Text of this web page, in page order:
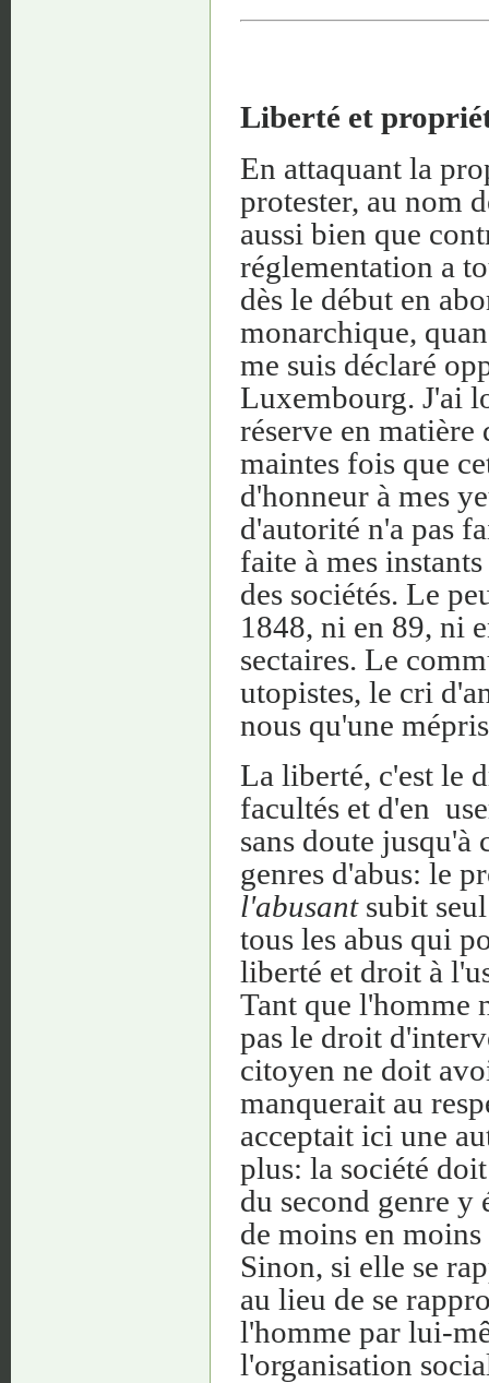
Liberté et
En attaquant la
protester, au nom
aussi bien que
réglementation a
dès le début en
monarchique,
me suis déclaré
Luxembourg. J'ai
réserve en matière
maintes fois que
d'honneur à mes
d'autorité n'a pas
faite à mes
des sociétés. Le
1848, ni en 89, ni
sectaires. Le
utopistes, le cri
nous qu'une
La liberté, c'est le
facultés et d'en
sans doute
genres d'abus: le
l'abusant subit
tous les abus qui
liberté et droit à
Tant que l'homme
pas le droit
citoyen ne doit
manquerait au
acceptait ici une
plus: la société
du second genre y
de moins en
Sinon, si elle se
au lieu de se
l'homme par lui-
l'organisation